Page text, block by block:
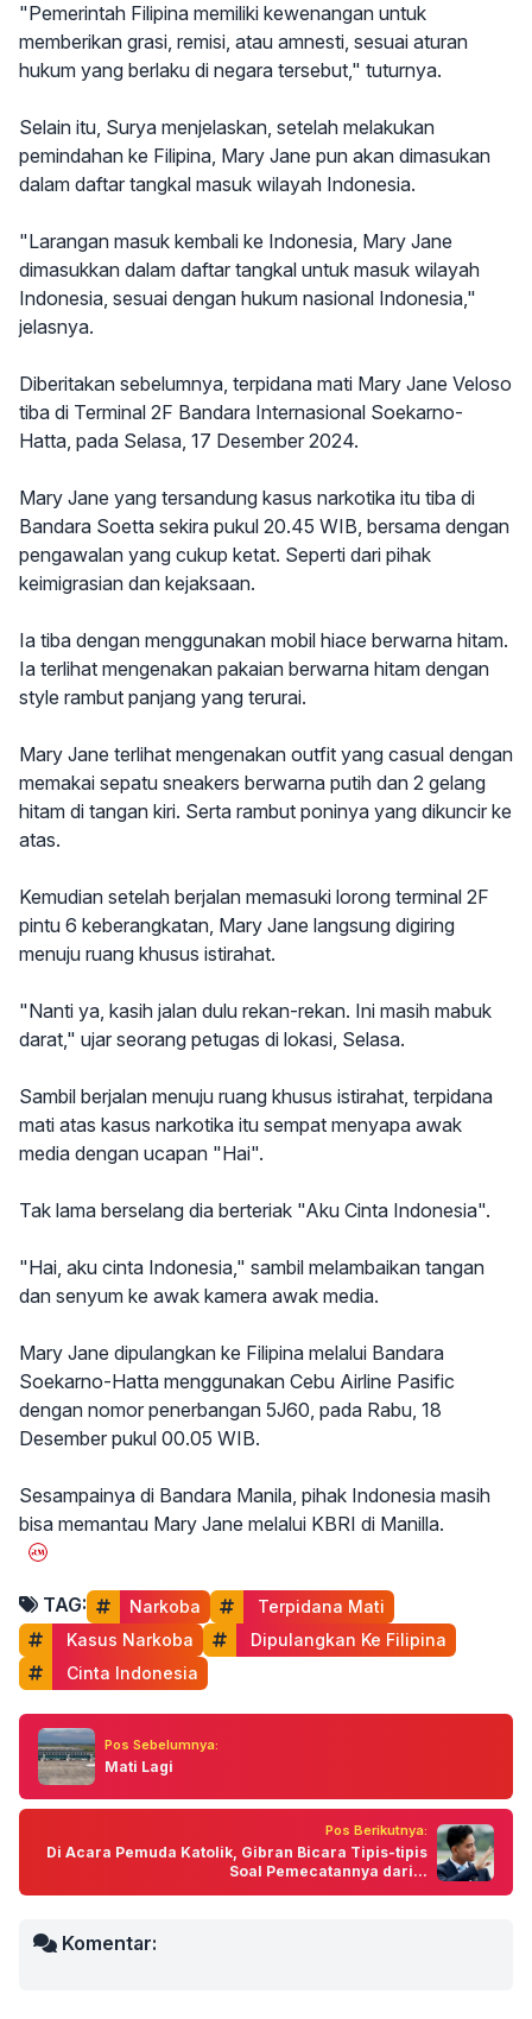
"Pemerintah Filipina memiliki kewenangan untuk
memberikan grasi, remisi, atau amnesti, sesuai aturan
hukum yang berlaku di negara tersebut," tuturnya.
Selain itu, Surya menjelaskan, setelah melakukan
pemindahan ke Filipina, Mary Jane pun akan dimasukan
dalam daftar tangkal masuk wilayah Indonesia.
"Larangan masuk kembali ke Indonesia, Mary Jane
dimasukkan dalam daftar tangkal untuk masuk wilayah
Indonesia, sesuai dengan hukum nasional Indonesia,"
jelasnya.
Diberitakan sebelumnya, terpidana mati Mary Jane Veloso
tiba di Terminal 2F Bandara Internasional Soekarno-
Hatta, pada Selasa, 17 Desember 2024.
Mary Jane yang tersandung kasus narkotika itu tiba di
Bandara Soetta sekira pukul 20.45 WIB, bersama dengan
pengawalan yang cukup ketat. Seperti dari pihak
keimigrasian dan kejaksaan.
Ia tiba dengan menggunakan mobil hiace berwarna hitam.
Ia terlihat mengenakan pakaian berwarna hitam dengan
style rambut panjang yang terurai.
Mary Jane terlihat mengenakan outfit yang casual dengan
memakai sepatu sneakers berwarna putih dan 2 gelang
hitam di tangan kiri. Serta rambut poninya yang dikuncir ke
atas.
Kemudian setelah berjalan memasuki lorong terminal 2F
pintu 6 keberangkatan, Mary Jane langsung digiring
menuju ruang khusus istirahat.
"Nanti ya, kasih jalan dulu rekan-rekan. Ini masih mabuk
darat," ujar seorang petugas di lokasi, Selasa.
Sambil berjalan menuju ruang khusus istirahat, terpidana
mati atas kasus narkotika itu sempat menyapa awak
media dengan ucapan "Hai".
Tak lama berselang dia berteriak "Aku Cinta Indonesia".
"Hai, aku cinta Indonesia," sambil melambaikan tangan
dan senyum ke awak kamera awak media.
Mary Jane dipulangkan ke Filipina melalui Bandara
Soekarno-Hatta menggunakan Cebu Airline Pasific
dengan nomor penerbangan 5J60, pada Rabu, 18
Desember pukul 00.05 WIB.
Sesampainya di Bandara Manila, pihak Indonesia masih
bisa memantau Mary Jane melalui KBRI di Manilla.
TAG: Narkoba
Terpidana Mati
Kasus Narkoba
Dipulangkan Ke Filipina
Cinta Indonesia
Pos Sebelumnya:
Mati Lagi
Pos Berikutnya:
Di Acara Pemuda Katolik, Gibran Bicara Tipis-tipis
Soal Pemecatannya dari...
Komentar: